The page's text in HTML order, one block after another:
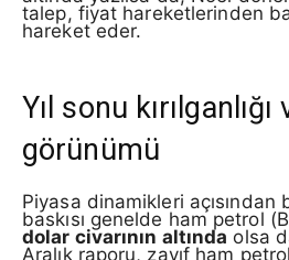
talep, fiyat hareketlerinden
hareket eder.
Yıl sonu
görünümü
Piyasa dinamikleri açısından
baskısı genelde ham petrol
dolar civarının altında olsa
Aralık raporu, zayıf ham